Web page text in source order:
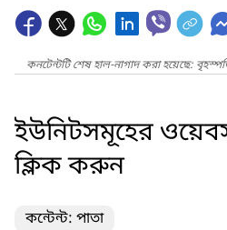
কনটেন্টটি শেষ হাল-নাগাদ করা হয়েছে:
ইউনিটসমূহের
ক্লিক করুন
কন্টেন্ট: পাতা